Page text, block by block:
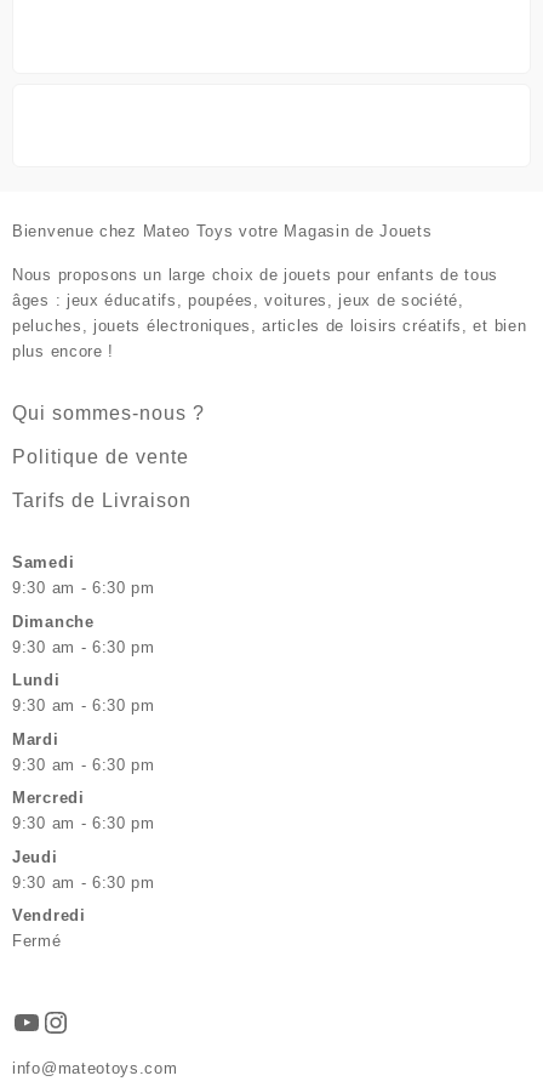
Bienvenue chez Mateo Toys votre Magasin de Jouets
Nous proposons un large choix de jouets pour enfants de tous
âges : jeux éducatifs, poupées, voitures, jeux de société,
peluches, jouets électroniques, articles de loisirs créatifs, et bien
plus encore !
Qui sommes-nous ?
Politique de vente
Tarifs de Livraison
Samedi
9:30 am - 6:30 pm
Dimanche
9:30 am - 6:30 pm
Lundi
9:30 am - 6:30 pm
Mardi
9:30 am - 6:30 pm
Mercredi
9:30 am - 6:30 pm
Jeudi
9:30 am - 6:30 pm
Vendredi
Fermé
YouTube
Instagram
info@mateotoys.com